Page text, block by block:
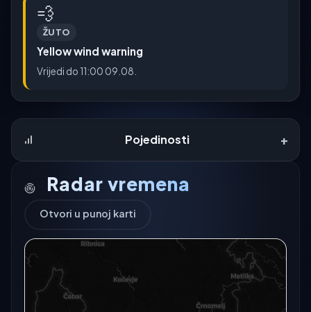
💨
ŽUTO
Yellow wind warning
Vrijedi do 11:00 09.08.
Pojedinosti +
Radar vremena
Otvori u punoj karti
Radarski snimak trenutno nije dostupan.